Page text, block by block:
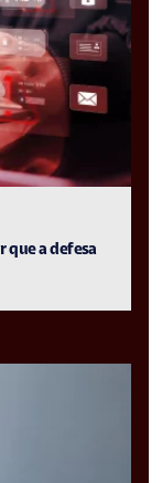
que a defesa